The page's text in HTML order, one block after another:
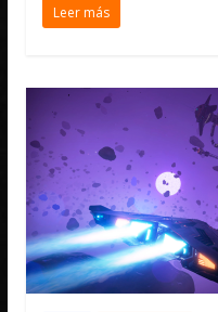
Leer más